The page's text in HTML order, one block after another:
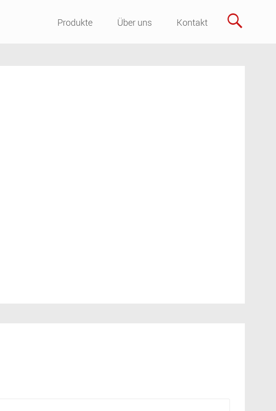
to
Produkte Über uns Kontakt